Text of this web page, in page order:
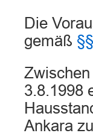
Die
gemäß
3.8.1998
Ankara